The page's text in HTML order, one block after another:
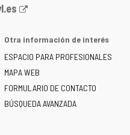
Otra información de interés
ESPACIO PARA PROFESIONALES
MAPA WEB
FORMULARIO DE CONTACTO
BÚSQUEDA AVANZADA